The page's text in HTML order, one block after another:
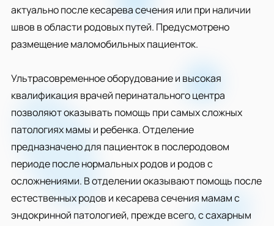
актуально после кесарева сечения или при наличии
швов в области родовых путей. Предусмотрено
размещение маломобильных пациенток.
Ультрасовременное оборудование и высокая
квалификация врачей перинатального центра
позволяют оказывать помощь при самых сложных
патологиях мамы и ребенка. Отделение
предназначено для пациенток в послеродовом
периоде после нормальных родов и родов с
осложнениями. В отделении оказывают помощь после
естественных родов и кесарева сечения мамам с
эндокринной патологией, прежде всего, с сахарным